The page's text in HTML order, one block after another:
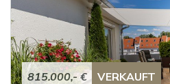
815.000,- € VERKAUFT